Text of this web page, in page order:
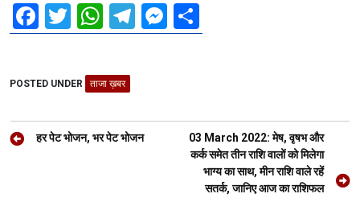
F
a
b
o
o
T
wi
tt
er
W
h
at
s
A
p
T
el
a
m
M
es
g
h
POSTED UNDER ताजा ख़बर
Postहर पेट भोजन, भर पेट भोजन
03 March 2022: मेष, वृषभ और
कर्क समेत तीन राशि वालों को मिलेगा
भाग्य का साथ, मीन राशि वाले रहें
सतर्क, जानिए आज का राशिफल